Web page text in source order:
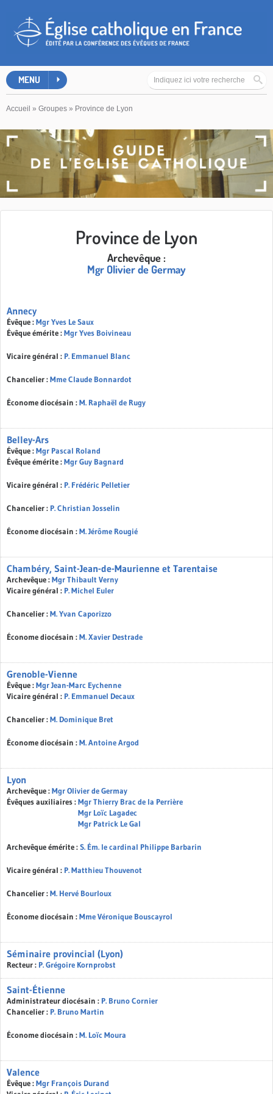
MENU
Accueil » Groupes » Province de Lyon
Province de Lyon
Archevêque :
Mgr Olivier de Germay
Annecy
Évêque :Mgr Yves Le Saux
Évêque émérite :Mgr Yves Boivineau
Vicaire général : P. Emmanuel Blanc
Chancelier :Mme Claude Bonnardot
Économe diocésain :M. Raphaël de Rugy
Belley-Ars
Évêque :Mgr Pascal Roland
Évêque émérite :Mgr Guy Bagnard
Vicaire général : P. Frédéric Pelletier
Chancelier : P. Christian Josselin
Économe diocésain :M. Jérôme Rougié
Chambéry, Saint-Jean-de-Maurienne et Tarentaise
Archevêque :Mgr Thibault Verny
Vicaire général : P. Michel Euler
Chancelier :M. Yvan Caporizzo
Économe diocésain :M. Xavier Destrade
Grenoble-Vienne
Évêque :Mgr Jean-Marc Eychenne
Vicaire général : P. Emmanuel Decaux
Chancelier :M. Dominique Bret
Économe diocésain :M. Antoine Argod
Lyon
Archevêque :Mgr Olivier de Germay
Évêques auxiliaires :Mgr Thierry Brac de la Perrière
Mgr Loïc Lagadec
Mgr Patrick Le Gal
Archevêque émérite :S. Ém. le cardinal Philippe Barbarin
Vicaire général : P. Matthieu Thouvenot
Chancelier :M. Hervé Bourloux
Économe diocésain :Mme Véronique Bouscayrol
Séminaire provincial (Lyon)
Recteur : P. Grégoire Kornprobst
Saint-Étienne
Administrateur diocésain : P. Bruno Cornier
Chancelier : P. Bruno Martin
Économe diocésain :M. Loïc Moura
Valence
Évêque :Mgr François Durand